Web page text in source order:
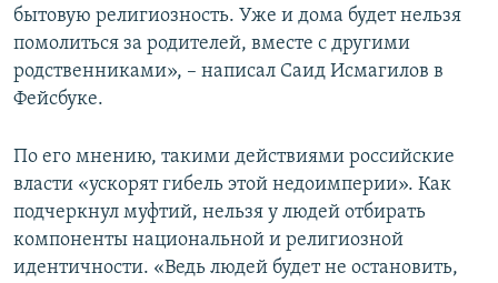
бытовую религиозность. Уже и дома будет нельзя
помолиться за родителей, вместе с другими
родственниками», – написал Саид Исмагилов в
Фейсбуке.
По его мнению, такими действиями российские
власти «ускорят гибель этой недоимперии». Как
подчеркнул муфтий, нельзя у людей отбирать
компоненты национальной и религиозной
идентичности. «Ведь людей будет не остановить,